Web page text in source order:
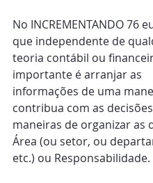
No INCREMENTANDO 76
que independente de
teoria contábil ou
importante é arranjar as
informações de uma
contribua com as
maneiras de organizar as
Área (ou setor, ou
etc.) ou Responsabilidade.